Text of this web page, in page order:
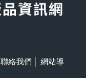
聯絡我們
網站導